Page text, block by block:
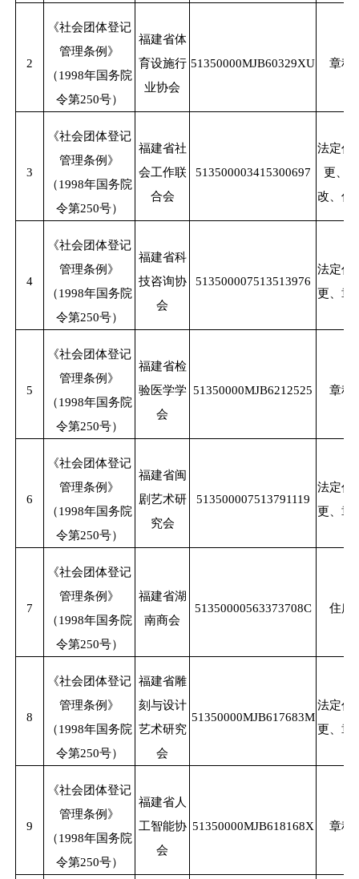
2
《社会团体登记
管理条例》
（1998年国务院
令第250号）
福建省体
育设施行
业协会
51350000MJB60329XU 章程
3
《社会团体登记
管理条例》
（1998年国务院
令第250号）
福建省社
会工作联
合会
513500003415300697
法定代
更、
改、住
4
《社会团体登记
管理条例》
（1998年国务院
令第250号）
福建省科
技咨询协
会
513500007513513976
法定代
更、章
5
《社会团体登记
管理条例》
（1998年国务院
令第250号）
福建省检
验医学学
会
51350000MJB6212525 章程
6
《社会团体登记
管理条例》
（1998年国务院
令第250号）
福建省闽
剧艺术研
究会
513500007513791119
法定代
更、章
7
《社会团体登记
管理条例》
（1998年国务院
令第250号）
福建省湖
南商会
51350000563373708C 住所
8
《社会团体登记
管理条例》
（1998年国务院
令第250号）
福建省雕
刻与设计
艺术研究
会
51350000MJB617683M
法定代
更、章
9
《社会团体登记
管理条例》
（1998年国务院
令第250号）
福建省人
工智能协
会
51350000MJB618168X 章程